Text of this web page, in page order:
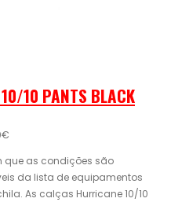
10 PANTS BLACK
que as condições são
​​da lista de equipamentos
As calças Hurricane 10/10